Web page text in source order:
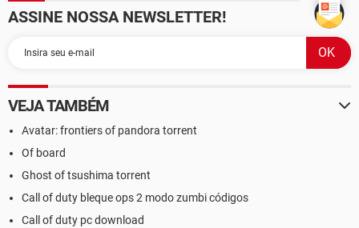
ASSINE NOSSA NEWSLETTER!
VEJA TAMBÉM
Avatar: frontiers of pandora torrent
Of board
Ghost of tsushima torrent
Call of duty bleque ops 2 modo zumbi códigos
Call of duty pc download